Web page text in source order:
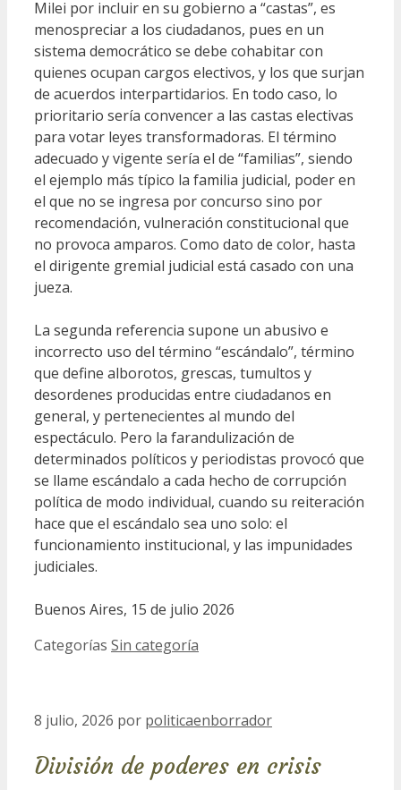
Milei por incluir en su gobierno a “castas”, es
menospreciar a los ciudadanos, pues en un
sistema democrático se debe cohabitar con
quienes ocupan cargos electivos, y los que surjan
de acuerdos interpartidarios. En todo caso, lo
prioritario sería convencer a las castas electivas
para votar leyes transformadoras. El término
adecuado y vigente sería el de “familias”, siendo
el ejemplo más típico la familia judicial, poder en
el que no se ingresa por concurso sino por
recomendación, vulneración constitucional que
no provoca amparos. Como dato de color, hasta
el dirigente gremial judicial está casado con una
jueza.
La segunda referencia supone un abusivo e
incorrecto uso del término “escándalo”, término
que define alborotos, grescas, tumultos y
desordenes producidas entre ciudadanos en
general, y pertenecientes al mundo del
espectáculo. Pero la farandulización de
determinados políticos y periodistas provocó que
se llame escándalo a cada hecho de corrupción
política de modo individual, cuando su reiteración
hace que el escándalo sea uno solo: el
funcionamiento institucional, y las impunidades
judiciales.
Buenos Aires, 15 de julio 2026
Categorías Sin categoría
8 julio, 2026 por politicaenborrador
División de poderes en crisis